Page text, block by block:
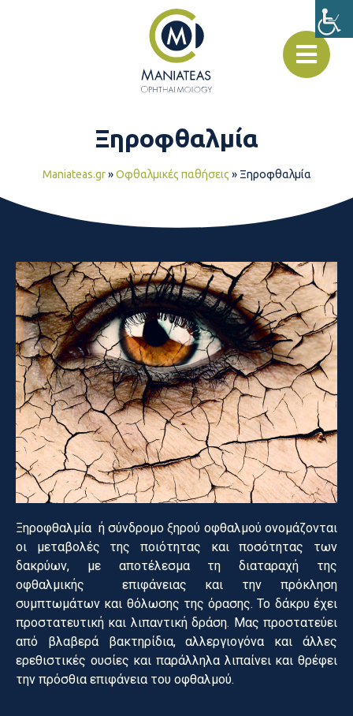
Ξηροφθαλμία
Maniateas.gr»Οφθαλμικές παθήσεις » Ξηροφθαλμία
Ξηροφθαλμία ή σύνδρομο ξηρού οφθαλμού ονομάζονται
οι μεταβολές της ποιότητας και ποσότητας των
δακρύων, με αποτέλεσμα τη διαταραχή της
οφθαλμικής επιφάνειας και την πρόκληση
συμπτωμάτων και θόλωσης της όρασης. Το δάκρυ έχει
προστατευτική και λιπαντική δράση. Μας προστατεύει
από βλαβερά βακτηρίδια, αλλεργιογόνα και άλλες
ερεθιστικές ουσίες και παράλληλα λιπαίνει και θρέφει
την πρόσθια επιφάνεια του οφθαλμού.